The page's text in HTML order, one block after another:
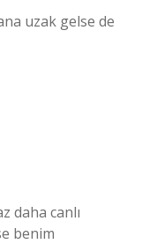
uzak gelse de
daha canlı
benim